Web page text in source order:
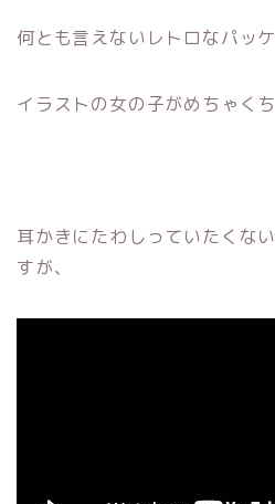
何とも言えないレトロなパッ
イラストの女の子がめちゃく
耳かきにたわしっていたくな
すが、